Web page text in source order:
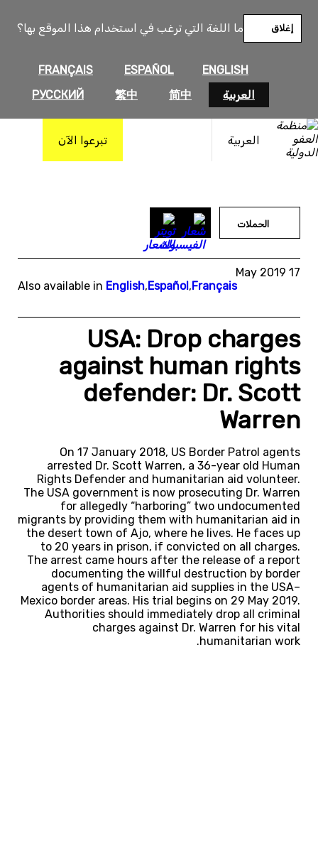
ما اللغة التي ترغب في استخدام هذا الموقع بها؟
ENGLISH
ESPAÑOL
FRANÇAIS
العربية
简中
繁中
РУССКИЙ
إغلاق
العربية تبرعوا الآن
المحتوى
الحملات
17 May 2019
Also available in English,Español,Français
USA: Drop charges
against human rights
defender: Dr. Scott
Warren
On 17 January 2018, US Border Patrol agents
arrested Dr. Scott Warren, a 36-year old Human
Rights Defender and humanitarian aid volunteer.
The USA government is now prosecuting Dr. Warren
for allegedly “harboring” two undocumented
migrants by providing them with humanitarian aid in
the desert town of Ajo, where he lives. He faces up
to 20 years in prison, if convicted on all charges.
The arrest came hours after the release of a report
documenting the willful destruction by border
agents of humanitarian aid supplies in the USA–
Mexico border areas. His trial begins on 29 May 2019.
Authorities should immediately drop all criminal
charges against Dr. Warren for his vital
humanitarian work.